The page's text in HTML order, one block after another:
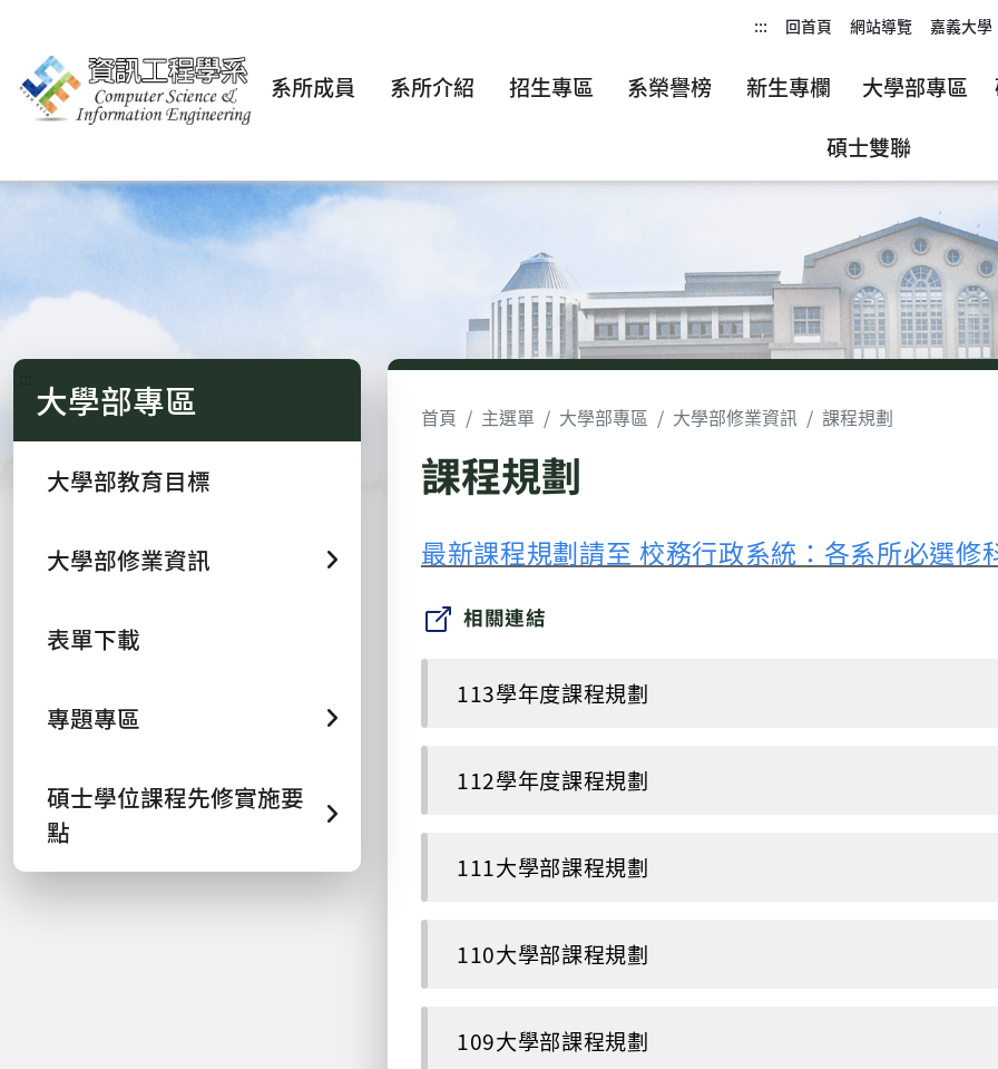
::: 回首頁 網站導覽 嘉義大學
系所成員 系所介紹 招生專區 系榮譽榜 新生專欄 大學部專區
碩士雙聯
大學部專區
大學部教育目標
大學部修業資訊
表單下載
專題專區
碩士學位課程先修實施要
點
首頁 主選單 大學部專區 大學部修業資訊 課程規劃
課程規劃
最新課程規劃請至 校務行政系統：各系所必選修
相關連結
113學年度課程規劃
112學年度課程規劃
111大學部課程規劃
110大學部課程規劃
109大學部課程規劃